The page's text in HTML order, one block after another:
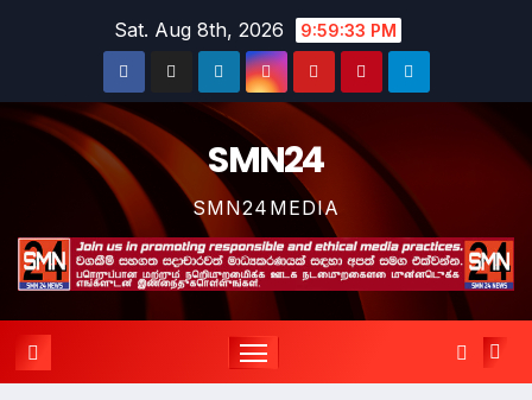
Sat. Aug 8th, 2026 9:59:33 PM
SMN24
SMN24MEDIA